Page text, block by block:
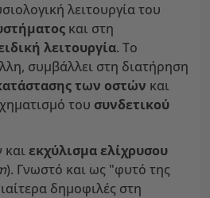
λειτουργία του
και στη
λειτουργία. Το
συμβάλλει στη διατήρηση
των οστών και
του συνδετικού
καιεκχύλισμα ελίχρυσου
). Γνωστό και ως "φυτό της
δημοφιλές στη